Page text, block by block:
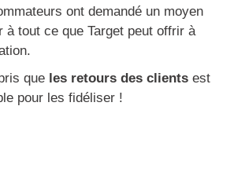
ont demandé un moyen
à tout ce que Target peut offrir à
que les retours des clients est
pour les fidéliser !